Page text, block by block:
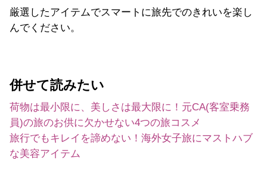
厳選したアイテムでスマートに旅先でのきれいを楽し
んでください。
併せて読みたい
荷物は最小限に、美しさは最大限に！元CA(客室乗務
員)の旅のお供に欠かせない4つの旅コスメ
旅行でもキレイを諦めない！海外女子旅にマストハブ
な美容アイテム